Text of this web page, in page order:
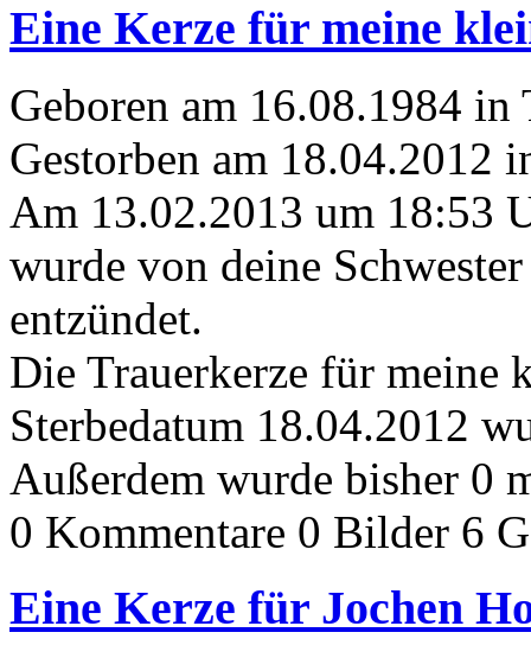
Eine Kerze für meine
Geboren am 16.08.1984 in
Gestorben am 18.04.2012
Am 13.02.2013 um 18:53
wurde von deine
entzündet.
Die Trauerkerze für meine
Sterbedatum 18.04.2012
Außerdem wurde bisher 0
0 Kommentare 0 Bilder 6
Eine Kerze für Jochen